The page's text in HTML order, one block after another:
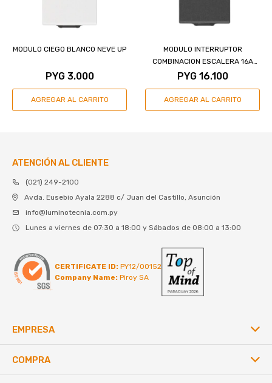
MODULO CIEGO BLANCO NEVE UP
PYG 3.000
MODULO INTERRUPTOR
COMBINACION ESCALERA 16A
NEGRO NEVE UP
PYG 16.100
ATENCIÓN AL CLIENTE
(021) 249-2100
Avda. Eusebio Ayala 2288 c/ Juan del Castillo, Asunción
info@luminotecnia.com.py
Lunes a viernes de 07:30 a 18:00 y Sábados de 08:00 a 13:00
CERTIFICATE ID: PY12/00152
Company Name: Piroy SA
EMPRESA
COMPRA